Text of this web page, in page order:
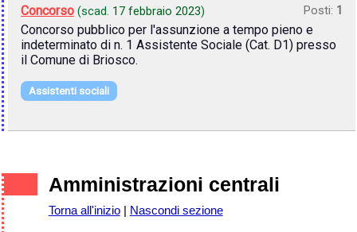
Concorso (scad. 17 febbraio 2023) Posti: 1
Concorso pubblico per l'assunzione a tempo pieno e
indeterminato di n. 1 Assistente Sociale (Cat. D1) presso
il Comune di Briosco.
Assistenti sociali
Amministrazioni centrali
Torna all'inizio| Nascondi sezione